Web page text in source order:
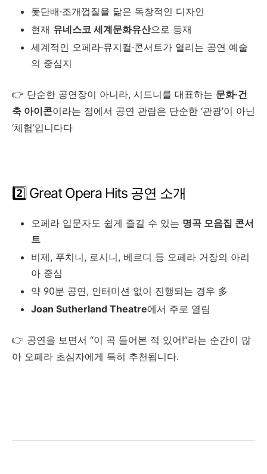
돛단배·조개껍질을 닮은 독창적인 디자인
현재 유네스코 세계문화유산으로 등재
세계적인 오페라·뮤지컬·콘서트가 열리는 공연 예술
의 중심지
👉 단순한 공연장이 아니라, 시드니를 대표하는 문화·건
축 아이콘이라는 점에서 공연 관람은 단순한 ‘관광’이 아닌
‘체험’입니다다
2️⃣ Great Opera Hits 공연 소개
오페라 입문자도 쉽게 즐길 수 있는 명곡 모음집 콘서
트
비제, 푸치니, 로시니, 베르디 등 오페라 거장의 아리
아 중심
약 90분 공연, 인터미션 없이 진행되는 경우 多
Joan Sutherland Theatre에서 주로 열림
👉 공연을 보면서 “이 곡 들어본 적 있어!”라는 순간이 많
아 오페라 초심자에게 특히 추천됩니다.